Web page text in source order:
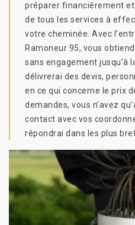
préparer financièrement
de tous les services à
votre cheminée. Avec
Ramoneur 95, vous
sans engagement jusqu’à
délivrerai des devis,
en ce qui concerne le prix
demandes, vous n’avez
contact avec vos
répondrai dans les plus